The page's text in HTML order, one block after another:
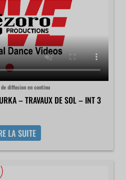
diffusion en continu
– TRAVAUX DE SOL – INT 3
LA SUITE